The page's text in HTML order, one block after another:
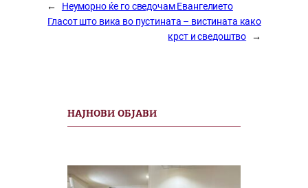
←
Неуморно ќе го сведочам Евангелието
Гласот што вика во пустината – вистината како
крст и сведоштво
→
НАЈНОВИ ОБЈАВИ